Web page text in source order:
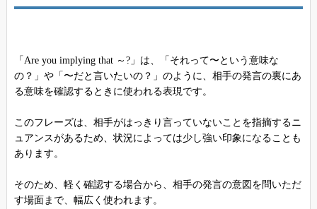
「Are you implying that ～?」は、「それって〜という意味な
の？」や「〜だと言いたいの？」のように、相手の発言の裏にあ
る意味を確認するときに使われる表現です。
このフレーズは、相手がはっきり言っていないことを指摘するニ
ュアンスがあるため、状況によっては少し強い印象になることも
あります。
そのため、軽く確認する場合から、相手の発言の意図を問いただ
す場面まで、幅広く使われます。